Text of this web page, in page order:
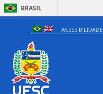
BRASIL
ACESSIBILIDADE